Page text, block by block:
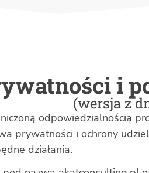
i
(wersja z
odpowiedzialnością
prywatności i ochrony
działania.